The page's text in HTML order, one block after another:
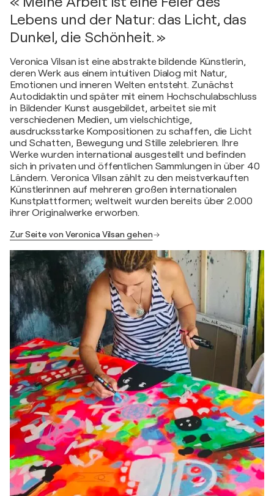
Lebens und der Natur: das Licht, das
Dunkel, die Schönheit. »
Veronica Vilsan ist eine abstrakte bildende Künstlerin,
deren Werk aus einem intuitiven Dialog mit Natur,
Emotionen und inneren Welten entsteht. Zunächst
Autodidaktin und später mit einem Hochschulabschluss
in Bildender Kunst ausgebildet, arbeitet sie mit
verschiedenen Medien, um vielschichtige,
ausdrucksstarke Kompositionen zu schaffen, die Licht
und Schatten, Bewegung und Stille zelebrieren. Ihre
Werke wurden international ausgestellt und befinden
sich in privaten und öffentlichen Sammlungen in über 40
Ländern. Veronica Vilsan zählt zu den meistverkauften
Künstlerinnen auf mehreren großen internationalen
Kunstplattformen; weltweit wurden bereits über 2.000
ihrer Originalwerke erworben.
Zur Seite von Veronica Vilsan gehen